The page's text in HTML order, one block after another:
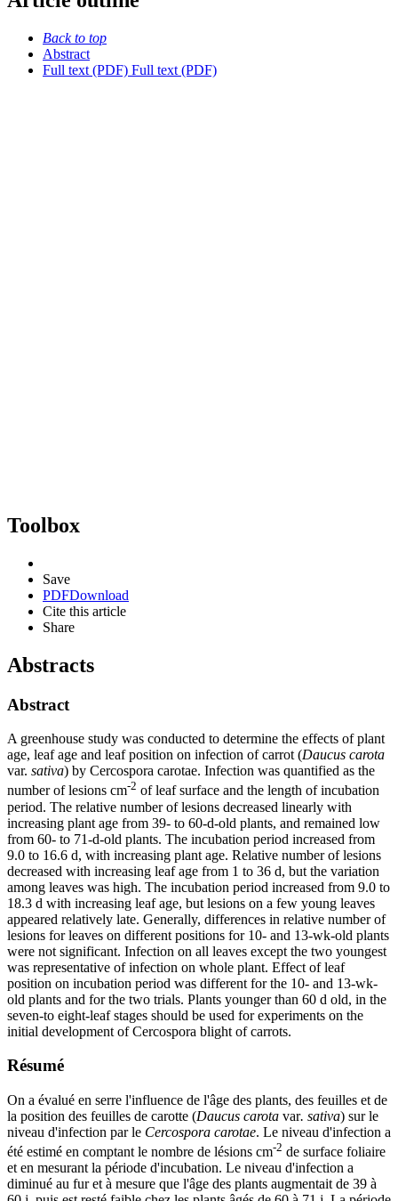
Back to top
Abstract
Full text (PDF) Full text (PDF)
Toolbox
Save
PDFDownload
Cite this article
Share
Abstracts
Abstract
A greenhouse study was conducted to determine the effects of plant
age, leaf age and leaf position on infection of carrot (Daucus carota
var. sativa) by Cercospora carotae. Infection was quantified as the
number of lesions cm-2 of leaf surface and the length of incubation
period. The relative number of lesions decreased linearly with
increasing plant age from 39- to 60-d-old plants, and remained low
from 60- to 71-d-old plants. The incubation period increased from
9.0 to 16.6 d, with increasing plant age. Relative number of lesions
decreased with increasing leaf age from 1 to 36 d, but the variation
among leaves was high. The incubation period increased from 9.0 to
18.3 d with increasing leaf age, but lesions on a few young leaves
appeared relatively late. Generally, differences in relative number of
lesions for leaves on different positions for 10- and 13-wk-old plants
were not significant. Infection on all leaves except the two youngest
was representative of infection on whole plant. Effect of leaf
position on incubation period was different for the 10- and 13-wk-
old plants and for the two trials. Plants younger than 60 d old, in the
seven-to eight-leaf stages should be used for experiments on the
initial development of Cercospora blight of carrots.
Résumé
On a évalué en serre l'influence de l'âge des plants, des feuilles et de
la position des feuilles de carotte (Daucus carota var. sativa) sur le
niveau d'infection par le Cercospora carotae. Le niveau d'infection a
été estimé en comptant le nombre de lésions cm-2 de surface foliaire
et en mesurant la période d'incubation. Le niveau d'infection a
diminué au fur et à mesure que l'âge des plants augmentait de 39 à